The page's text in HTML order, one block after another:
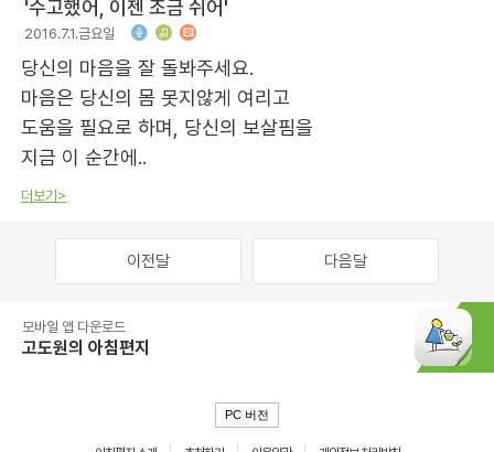
'수고했어, 이젠 조금 쉬어'
2016.7.1.금요일
당신의 마음을 잘 돌봐주세요.
마음은 당신의 몸 못지않게 여리고
도움을 필요로 하며, 당신의 보살핌을
지금 이 순간에..
더보기>
이전달 다음달
모바일 앱 다운로드
고도원의 아침편지
PC 버전